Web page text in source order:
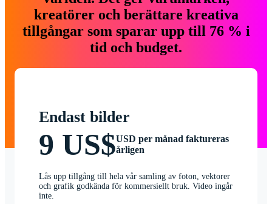
kreatörer och berättare kreativa
tillgångar som sparar upp till 76 % i
tid och budget.
Endast bilder
9 US$USD per månad faktureras
årligen
Lås upp tillgång till hela vår samling av foton, vektorer
och grafik godkända för kommersiellt bruk. Video ingår
inte.